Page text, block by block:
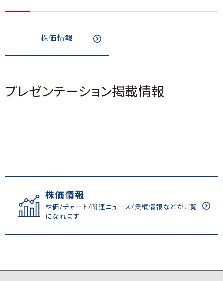
株価情報
プレゼンテーション掲載情報
株価情報
株価/チャート/関連ニュース/業績情報などがご覧
になれます